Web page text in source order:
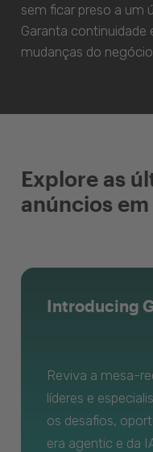
sem ficar preso a um
Garanta continuidade
mudanças do negócio.
Explore as
anúncios
Introducing
Reviva a mesa-
líderes e
os desafios,
era agentic e da